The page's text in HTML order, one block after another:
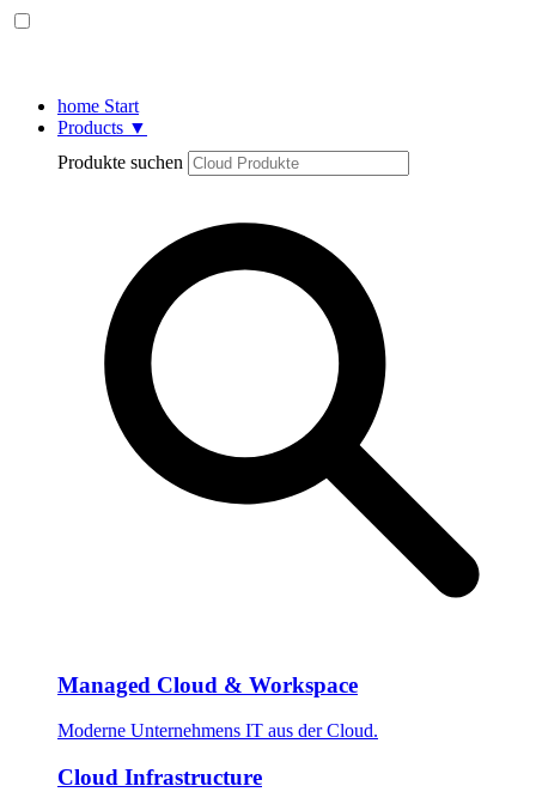
home Start
Products ▼
Produkte suchen
Managed Cloud & Workspace
Moderne Unternehmens IT aus der Cloud.
Cloud Infrastructure